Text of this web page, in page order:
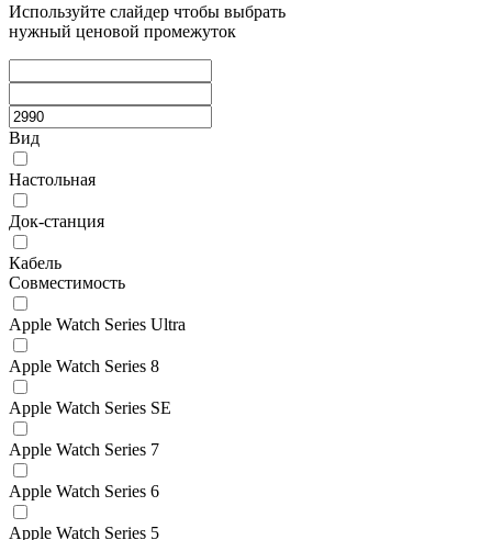
Используйте слайдер чтобы выбрать
нужный ценовой промежуток
Вид
Настольная
Док-станция
Кабель
Совместимость
Apple Watch Series Ultra
Apple Watch Series 8
Apple Watch Series SE
Apple Watch Series 7
Apple Watch Series 6
Apple Watch Series 5